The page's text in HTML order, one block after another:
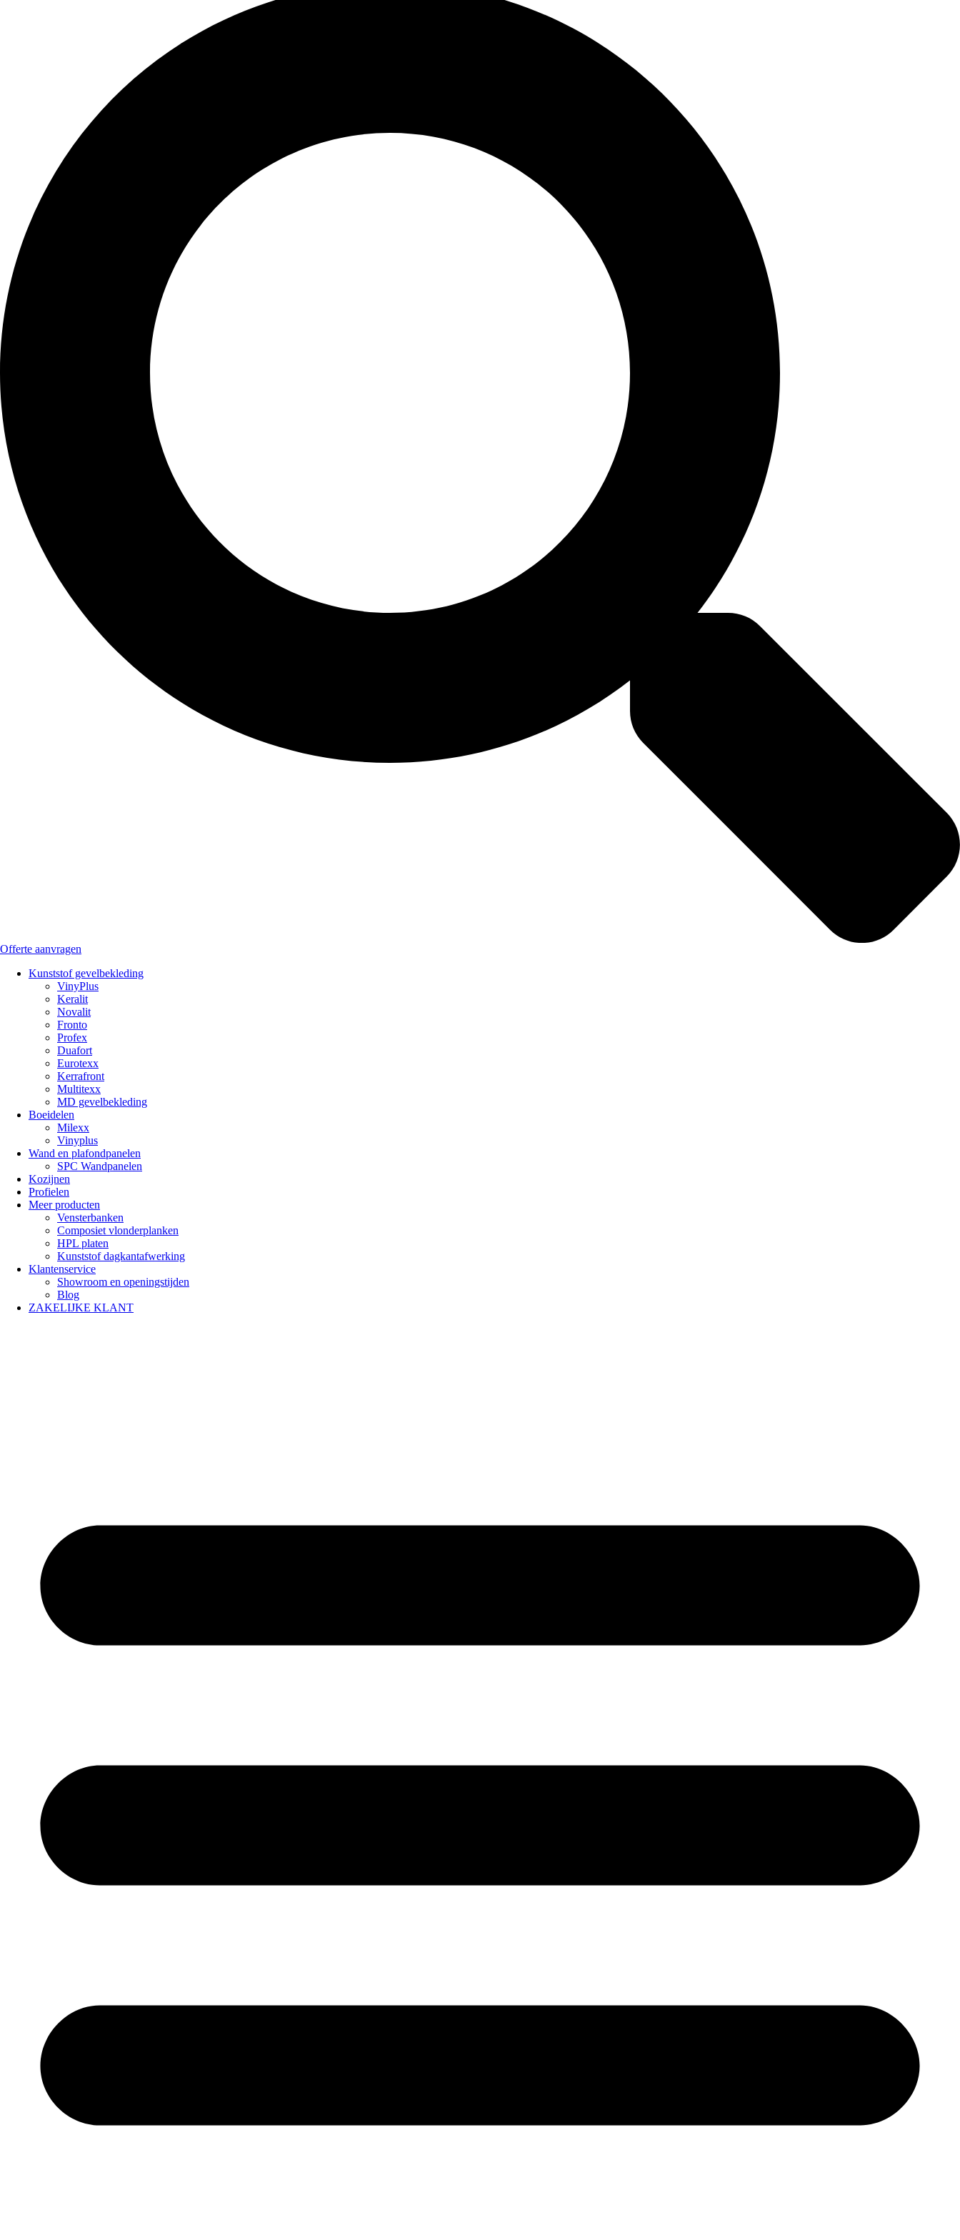
Offerte aanvragen
Kunststof gevelbekleding
VinyPlus
Keralit
Novalit
Fronto
Profex
Duafort
Eurotexx
Kerrafront
Multitexx
MD gevelbekleding
Boeidelen
Milexx
Vinyplus
Wand en plafondpanelen
SPC Wandpanelen
Kozijnen
Profielen
Meer producten
Vensterbanken
Composiet vlonderplanken
HPL platen
Kunststof dagkantafwerking
Klantenservice
Showroom en openingstijden
Blog
ZAKELIJKE KLANT